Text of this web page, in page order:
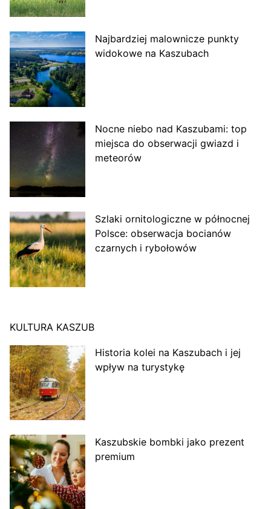
Najbardziej malownicze punkty
widokowe na Kaszubach
Nocne niebo nad Kaszubami: top
miejsca do obserwacji gwiazd i
meteorów
Szlaki ornitologiczne w północnej
Polsce: obserwacja bocianów
czarnych i rybołowów
KULTURA KASZUB
Historia kolei na Kaszubach i jej
wpływ na turystykę
Kaszubskie bombki jako prezent
premium